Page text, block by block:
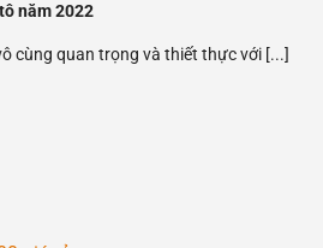
năm 2022
cùng quan trọng và thiết thực với [...]